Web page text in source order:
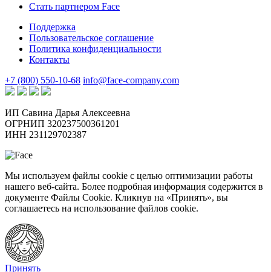
Стать партнером Face
Поддержка
Пользовательское соглашение
Политика конфиденциальности
Контакты
+7 (800) 550-10-68 info@face-company.com
ИП Савина Дарья Алексеевна
ОГРНИП 320237500361201
ИНН 231129702387
Мы используем файлы cookie с целью оптимизации работы
нашего веб-сайта. Более подробная информация содержится в
документе Файлы Сookie. Кликнув на «Принять», вы
соглашаетесь на использование файлов cookie.
Принять